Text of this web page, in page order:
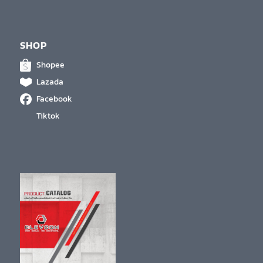
SHOP
Shopee
Lazada
Facebook
Tiktok